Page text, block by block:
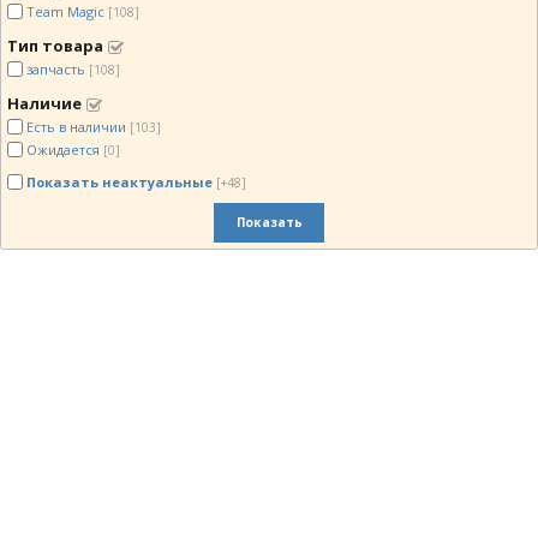
Team Magic [108]
Тип товара
запчасть [108]
Наличие
Есть в наличии [103]
Ожидается [0]
Показать неактуальные [+48]
Показать